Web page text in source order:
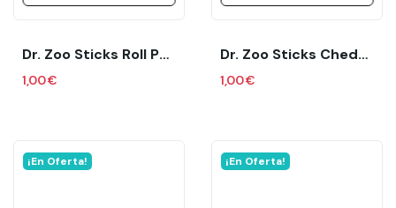
Dr. Zoo Sticks Roll Pollo 50 Gr
1,00 €
Dr. Zoo Sticks Cheddar Y Panceta 50 Gr
1,00 €
¡En Oferta! ¡En Oferta!